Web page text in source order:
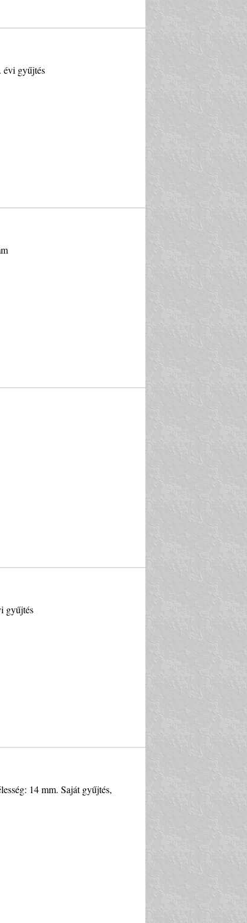
évi gyűjtés
gyűjtés
14 mm. Saját gyűjtés,